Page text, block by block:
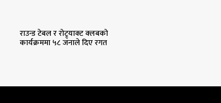
राउन्ड टेबल र रोट्र्याक्ट क्लबको
कार्यक्रममा ५८ जनाले दिए रगत